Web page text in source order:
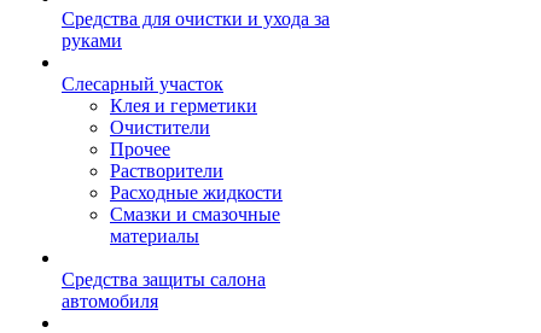
Средства для очистки и ухода за
руками
Слесарный участок
Клея и герметики
Очистители
Прочее
Растворители
Расходные жидкости
Смазки и смазочные
материалы
Средства защиты салона
автомобиля